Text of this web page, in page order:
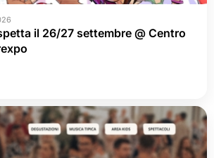
il 26/27 settembre @ Centro